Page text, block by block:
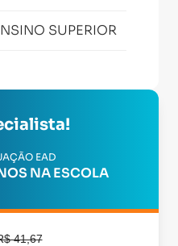
SUPERIOR
EAD
NA ESCOLA
41,67